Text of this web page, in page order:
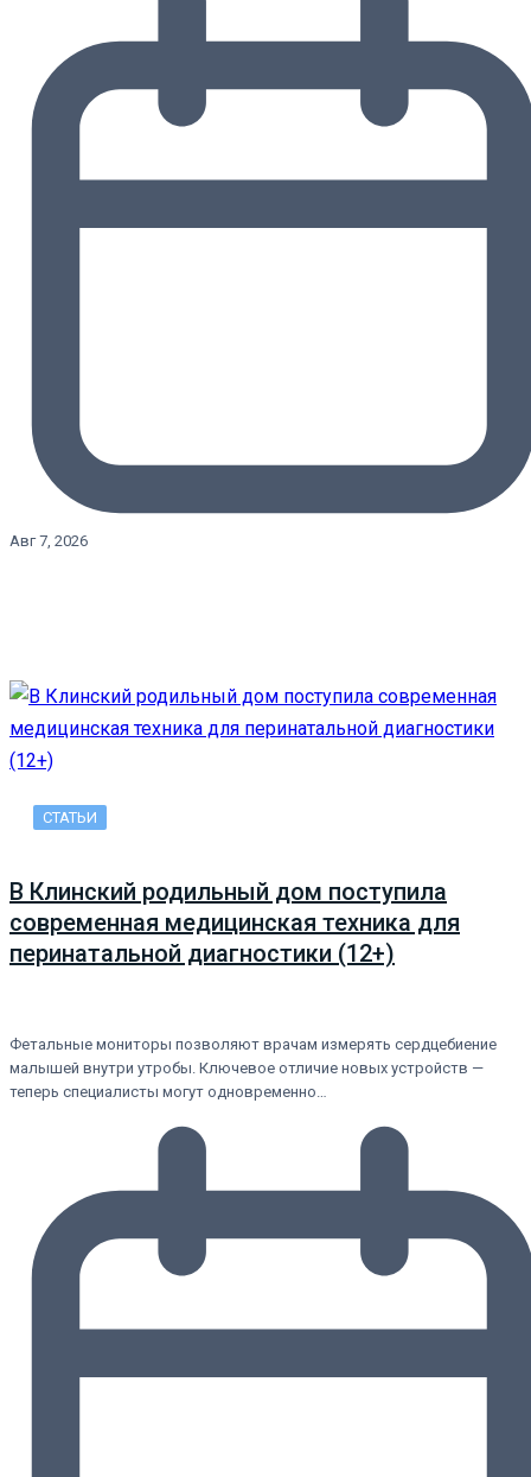
Авг 7, 2026
СТАТЬИ
В Клинский родильный дом поступила
современная медицинская техника для
перинатальной диагностики (12+)
Фетальные мониторы позволяют врачам измерять сердцебиение
малышей внутри утробы. Ключевое отличие новых устройств —
теперь специалисты могут одновременно…